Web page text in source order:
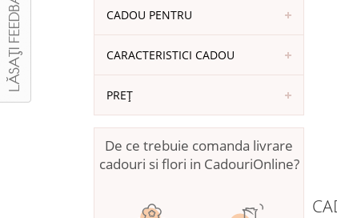
CADOU PENTRU
CARACTERISTICI CADOU
PREȚ
De ce trebuie comanda livrare
cadouri si flori in CadouriOnline?